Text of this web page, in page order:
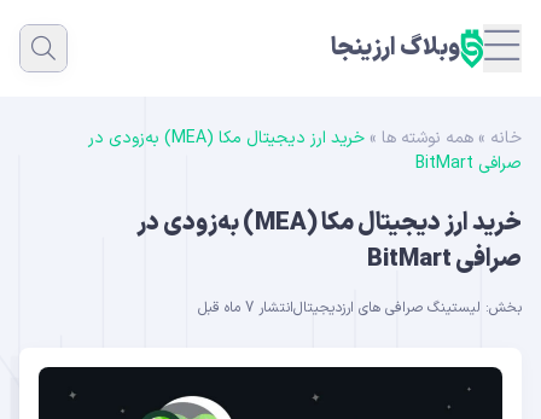
وبلاگ ارزینجا
خانه » همه نوشته ها »
خرید ارز دیجیتال مکا (MEA) به‌زودی در
صرافی BitMart
خرید ارز دیجیتال مکا (MEA) به‌زودی در
صرافی BitMart
بخش: لیستینگ صرافی های ارزدیجیتالانتشار 7 ماه قبل